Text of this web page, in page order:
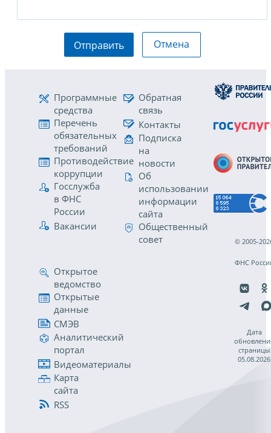
Отправить Отмена
Программные
средства
Перечень
обязательных
требований
Противодействие
коррупции
Госслужба
в ФНС
России
Вакансии
Обратная
связь
Контакты
Подписка
на
новости
Об
использовании
информации
сайта
Общественный
совет
Открытое
ведомство
Открытые
данные
СМЭВ
Аналитический
портал
Видеоматериалы
Карта
сайта
RSS
© 2005-
ФНС
Дата
страницы
05.08.2026